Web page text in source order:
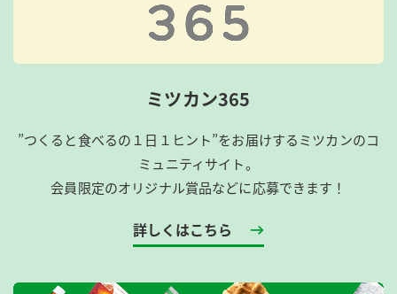
ミツカン365
”つくると食べるの１日１ヒント”をお届けするミツカンのコ
ミュニティサイト。
会員限定のオリジナル賞品などに応募できます！
詳しくはこちら